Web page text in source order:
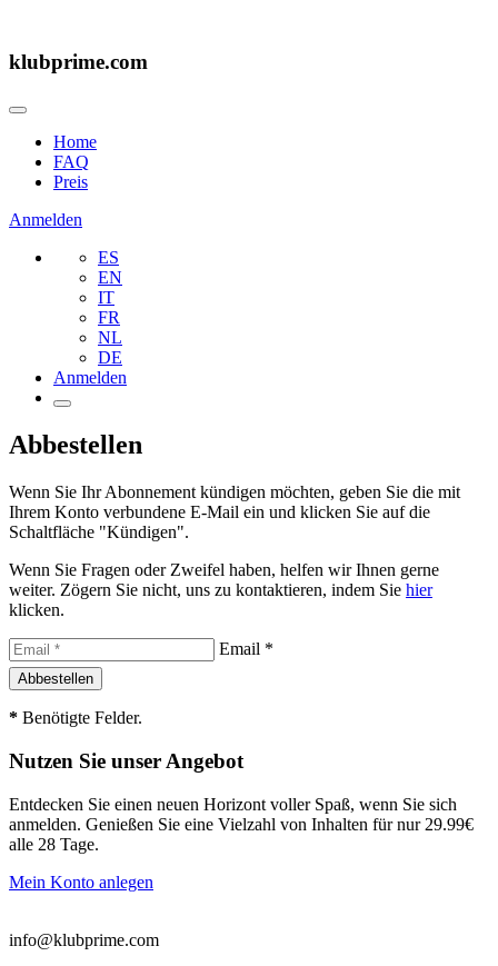
klubprime.com
Home
FAQ
Preis
Anmelden
ES
EN
IT
FR
NL
DE
Anmelden
Abbestellen
Wenn Sie Ihr Abonnement kündigen möchten, geben Sie die mit
Ihrem Konto verbundene E-Mail ein und klicken Sie auf die
Schaltfläche "Kündigen".
Wenn Sie Fragen oder Zweifel haben, helfen wir Ihnen gerne
weiter. Zögern Sie nicht, uns zu kontaktieren, indem Sie hier
klicken.
Email *
* Benötigte Felder.
Nutzen Sie unser Angebot
Entdecken Sie einen neuen Horizont voller Spaß, wenn Sie sich
anmelden. Genießen Sie eine Vielzahl von Inhalten für nur 29.99€
alle 28 Tage.
Mein Konto anlegen
info@klubprime.com